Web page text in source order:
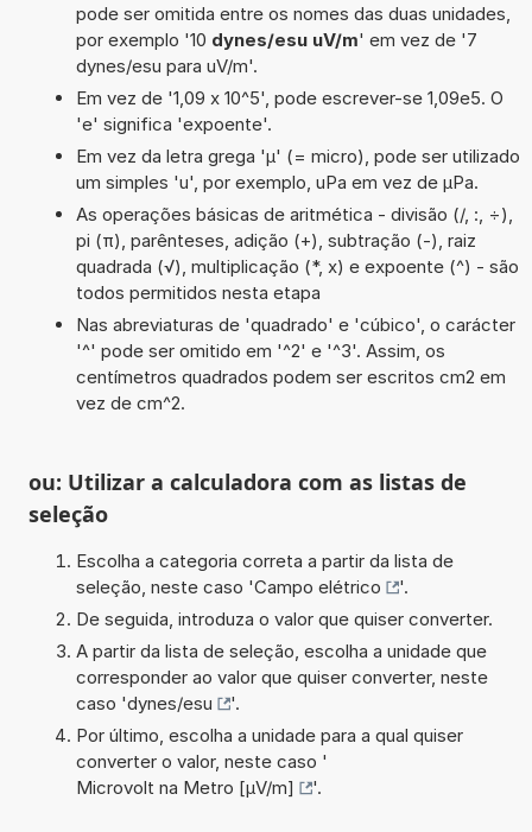
pode ser omitida entre os nomes das duas unidades,
por exemplo '10 dynes/esu uV/m' em vez de '7
dynes/esu para uV/m'.
Em vez de '1,09 x 10^5', pode escrever-se 1,09e5. O
'e' significa 'expoente'.
Em vez da letra grega 'µ' (= micro), pode ser utilizado
um simples 'u', por exemplo, uPa em vez de µPa.
As operações básicas de aritmética - divisão (/, :, ÷),
pi (π), parênteses, adição (+), subtração (-), raiz
quadrada (√), multiplicação (*, x) e expoente (^) - são
todos permitidos nesta etapa
Nas abreviaturas de 'quadrado' e 'cúbico', o carácter
'^' pode ser omitido em '^2' e '^3'. Assim, os
centímetros quadrados podem ser escritos cm2 em
vez de cm^2.
ou: Utilizar a calculadora com as listas de
seleção
Escolha a categoria correta a partir da lista de
seleção, neste caso 'Campo elétrico
'.
De seguida, introduza o valor que quiser converter.
A partir da lista de seleção, escolha a unidade que
corresponder ao valor que quiser converter, neste
caso 'dynes/esu
'.
Por último, escolha a unidade para a qual quiser
converter o valor, neste caso '
Microvolt na Metro [µV/m]
'.